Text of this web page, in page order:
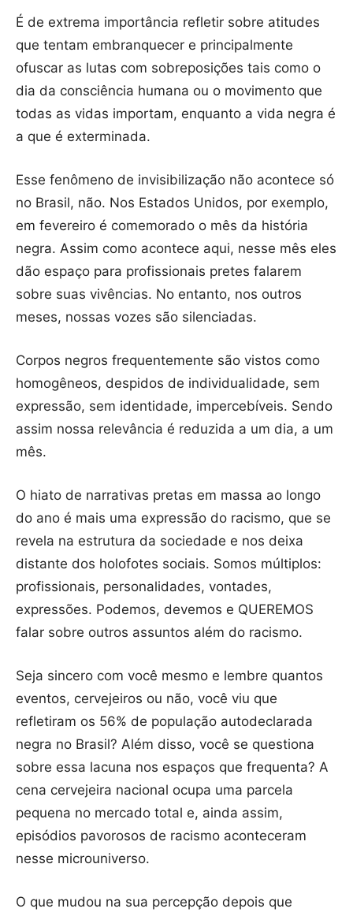
É de extrema importância refletir sobre atitudes
que tentam embranquecer e principalmente
ofuscar as lutas com sobreposições tais como o
dia da consciência humana ou o movimento que
todas as vidas importam, enquanto a vida negra é
a que é exterminada.
Esse fenômeno de invisibilização não acontece só
no Brasil, não. Nos Estados Unidos, por exemplo,
em fevereiro é comemorado o mês da história
negra. Assim como acontece aqui, nesse mês eles
dão espaço para profissionais pretes falarem
sobre suas vivências. No entanto, nos outros
meses, nossas vozes são silenciadas.
Corpos negros frequentemente são vistos como
homogêneos, despidos de individualidade, sem
expressão, sem identidade, impercebíveis. Sendo
assim nossa relevância é reduzida a um dia, a um
mês.
O hiato de narrativas pretas em massa ao longo
do ano é mais uma expressão do racismo, que se
revela na estrutura da sociedade e nos deixa
distante dos holofotes sociais. Somos múltiplos:
profissionais, personalidades, vontades,
expressões. Podemos, devemos e QUEREMOS
falar sobre outros assuntos além do racismo.
Seja sincero com você mesmo e lembre quantos
eventos, cervejeiros ou não, você viu que
refletiram os 56% de população autodeclarada
negra no Brasil? Além disso, você se questiona
sobre essa lacuna nos espaços que frequenta? A
cena cervejeira nacional ocupa uma parcela
pequena no mercado total e, ainda assim,
episódios pavorosos de racismo aconteceram
nesse microuniverso.
O que mudou na sua percepção depois que